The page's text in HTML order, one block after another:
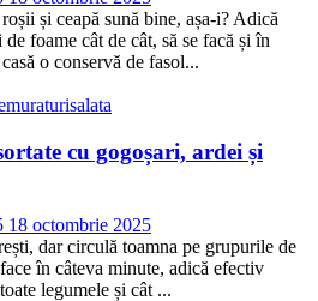
și ceapă sună bine, așa-i? Adică
foame cât de cât, să se facă și în
o conservă de fasol...
muraturisalata
cu gogoșari, ardei și
18 octombrie 2025
dar circulă toamna pe grupurile de
în câteva minute, adică efectiv
legumele și cât ...